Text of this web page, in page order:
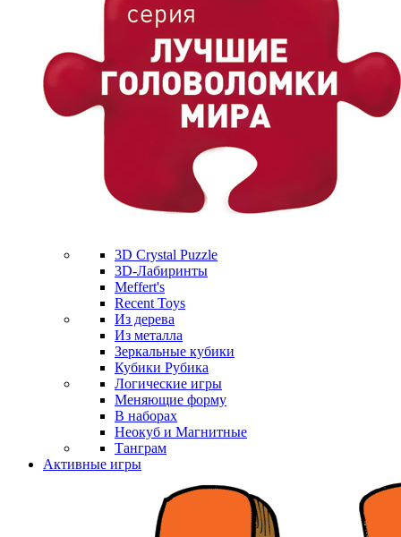
3D Crystal Puzzle
3D-Лабиринты
Meffert's
Recent Toys
Из дерева
Из металла
Зеркальные кубики
Кубики Рубика
Логические игры
Меняющие форму
В наборах
Неокуб и Магнитные
Танграм
Активные игры